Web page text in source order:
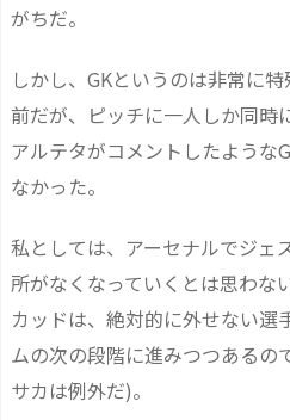
がちだ。
しかし、GKというのは非常に
前だが、ピッチに一人しか同時
アルテタがコメントしたような
なかった。
私としては、アーセナルでジェ
所がなくなっていくとは思わな
カッドは、絶対的に外せない選
ムの次の段階に進みつつあるの
サカは例外だ)。